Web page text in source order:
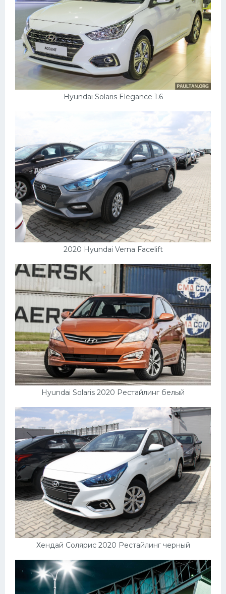
Hyundai Solaris Elegance 1.6
2020 Hyundai Verna Facelift
Hyundai Solaris 2020 Рестайлинг белый
Хендай Солярис 2020 Рестайлинг черный